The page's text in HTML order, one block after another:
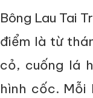
Bông Lau Tai
điểm là từ
cỏ, cuống lá
hình cốc. Mỗi